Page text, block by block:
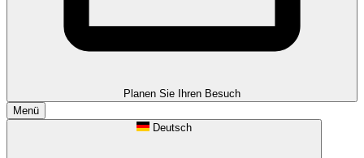
Planen Sie Ihren Besuch
Menü
Deutsch